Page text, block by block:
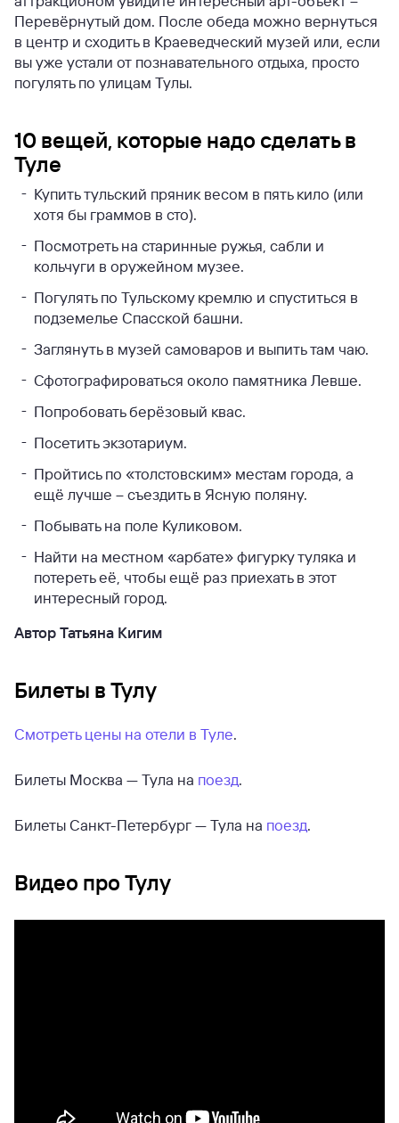
Перевёрнутый дом. После обеда можно вернуться
в центр и сходить в Краеведческий музей или, если
вы уже устали от познавательного отдыха, просто
погулять по улицам Тулы.
10 вещей, которые надо сделать в
Туле
Купить тульский пряник весом в пять кило (или
хотя бы граммов в сто).
Посмотреть на старинные ружья, сабли и
кольчуги в оружейном музее.
Погулять по Тульскому кремлю и спуститься в
подземелье Спасской башни.
Заглянуть в музей самоваров и выпить там чаю.
Сфотографироваться около памятника Левше.
Попробовать берёзовый квас.
Посетить экзотариум.
Пройтись по «толстовским» местам города, а
ещё лучше – съездить в Ясную поляну.
Побывать на поле Куликовом.
Найти на местном «арбате» фигурку туляка и
потереть её, чтобы ещё раз приехать в этот
интересный город.
Автор Татьяна Кигим
Билеты в Тулу
Смотреть цены на отели в Туле.
Билеты Москва — Тула на поезд.
Билеты Санкт-Петербург — Тула на поезд.
Видео про Тулу